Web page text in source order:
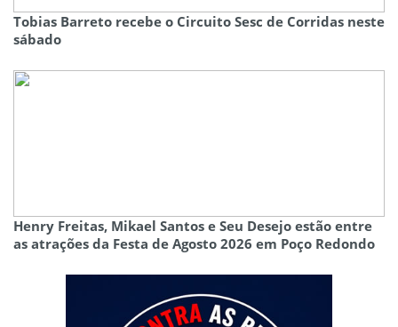
Tobias Barreto recebe o Circuito Sesc de Corridas neste
sábado
Henry Freitas, Mikael Santos e Seu Desejo estão entre
as atrações da Festa de Agosto 2026 em Poço Redondo